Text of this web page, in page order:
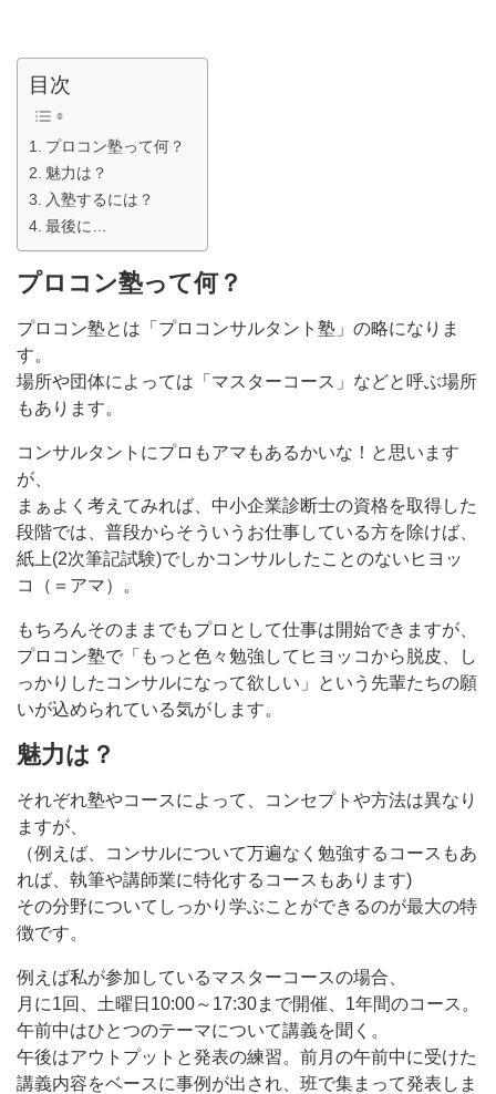
目次
プロコン塾って何？
魅力は？
入塾するには？
最後に…
プロコン塾って何？
プロコン塾とは「プロコンサルタント塾」の略になりま
す。
場所や団体によっては「マスターコース」などと呼ぶ場所
もあります。
コンサルタントにプロもアマもあるかいな！と思います
が、
まぁよく考えてみれば、中小企業診断士の資格を取得した
段階では、普段からそういうお仕事している方を除けば、
紙上(2次筆記試験)でしかコンサルしたことのないヒヨッ
コ（＝アマ）。
もちろんそのままでもプロとして仕事は開始できますが、
プロコン塾で「もっと色々勉強してヒヨッコから脱皮、し
っかりしたコンサルになって欲しい」という先輩たちの願
いが込められている気がします。
魅力は？
それぞれ塾やコースによって、コンセプトや方法は異なり
ますが、
（例えば、コンサルについて万遍なく勉強するコースもあ
れば、執筆や講師業に特化するコースもあります)
その分野についてしっかり学ぶことができるのが最大の特
徴です。
例えば私が参加しているマスターコースの場合、
月に1回、土曜日10:00～17:30まで開催、1年間のコース。
午前中はひとつのテーマについて講義を聞く。
午後はアウトプットと発表の練習。前月の午前中に受けた
講義内容をベースに事例が出され、班で集まって発表しま